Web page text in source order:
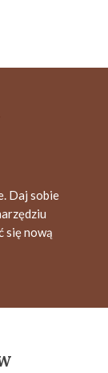
Daj sobie
się nową